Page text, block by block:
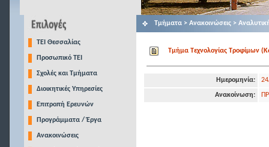
TEI Θεσσαλίας
Προσωπικό ΤΕΙ
Σχολές και Τμήματα
Διοικητικές Υπηρεσίες
Επιτροπή Ερευνών
Προγράμματα / Έργα
Ανακοινώσεις
Τμήματα > Ανακοινώσεις >
Τμήμα Τεχνολογίας Τροφίμων
Ημερομηνία:
Ανακοίνωση: